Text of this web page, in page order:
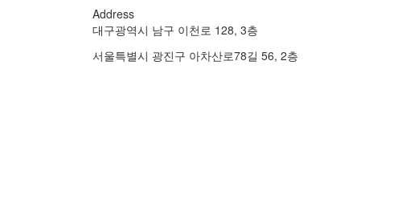
Address
대구광역시 남구 이천로 128, 3층
서울특별시 광진구 아차산로78길 56, 2층